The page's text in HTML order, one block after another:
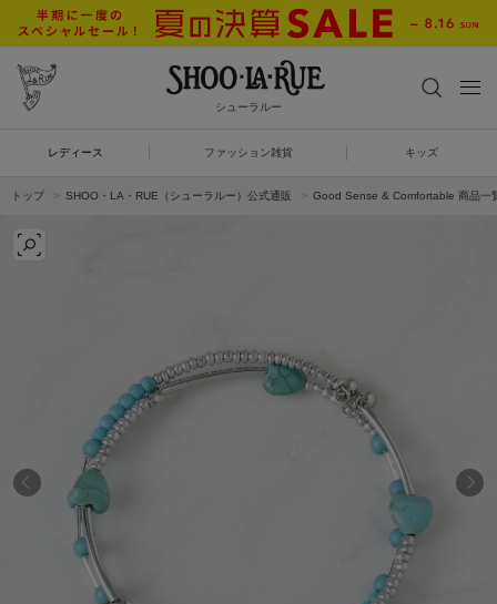
シューラルー
レディース ファッション雑貨 キッズ
トップ SHOO・LA・RUE（シューラルー）公式通販 Good Sense & Comfortable 商品一